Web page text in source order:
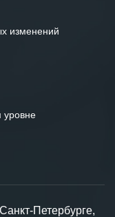
изменений
уровне
Петербурге,